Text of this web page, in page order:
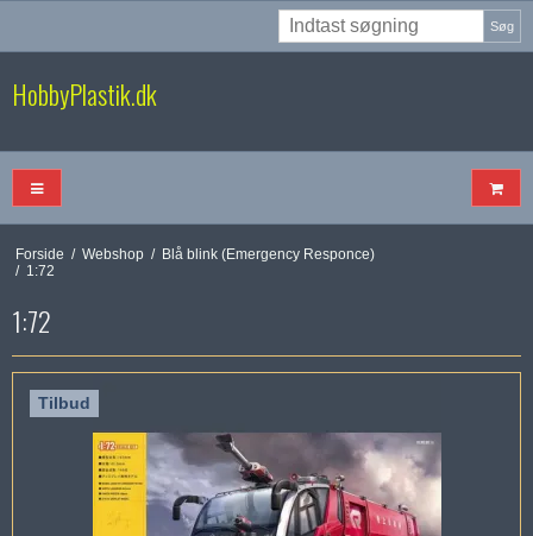
Søg
HobbyPlastik.dk
Forside / Webshop / Blå blink (Emergency Responce)
/ 1:72
1:72
Tilbud